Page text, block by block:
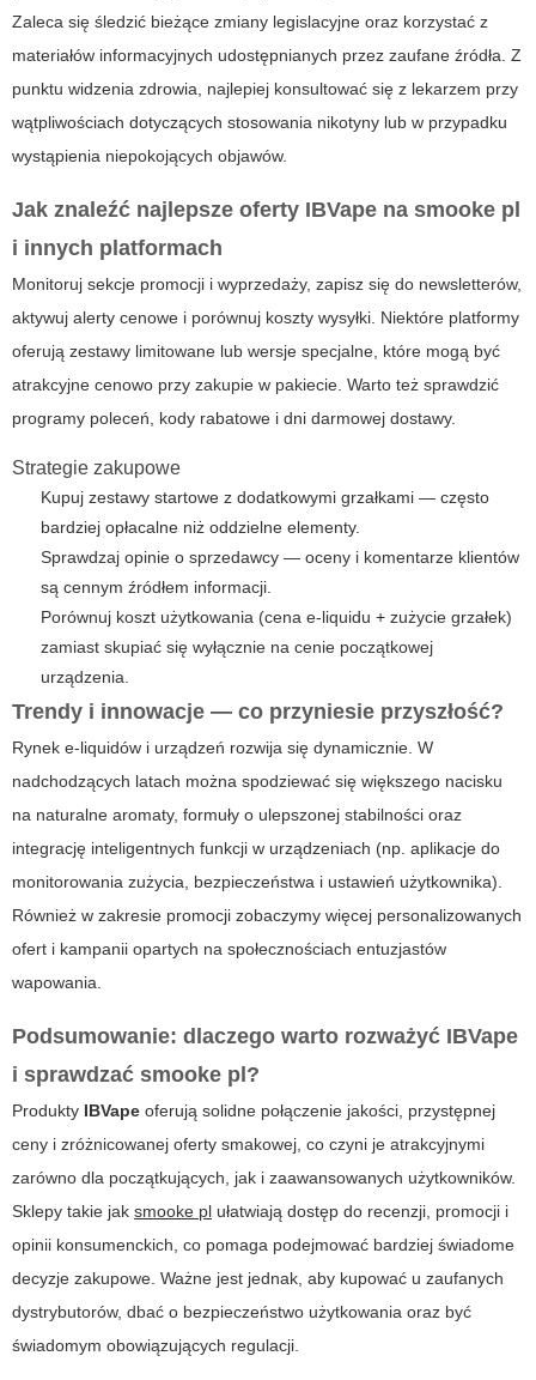
Zaleca się śledzić bieżące zmiany legislacyjne oraz korzystać z
materiałów informacyjnych udostępnianych przez zaufane źródła. Z
punktu widzenia zdrowia, najlepiej konsultować się z lekarzem przy
wątpliwościach dotyczących stosowania nikotyny lub w przypadku
wystąpienia niepokojących objawów.
Jak znaleźć najlepsze oferty IBVape na smooke pl
i innych platformach
Monitoruj sekcje promocji i wyprzedaży, zapisz się do newsletterów,
aktywuj alerty cenowe i porównuj koszty wysyłki. Niektóre platformy
oferują zestawy limitowane lub wersje specjalne, które mogą być
atrakcyjne cenowo przy zakupie w pakiecie. Warto też sprawdzić
programy poleceń, kody rabatowe i dni darmowej dostawy.
Strategie zakupowe
Kupuj zestawy startowe z dodatkowymi grzałkami — często
bardziej opłacalne niż oddzielne elementy.
Sprawdzaj opinie o sprzedawcy — oceny i komentarze klientów
są cennym źródłem informacji.
Porównuj koszt użytkowania (cena e-liquidu + zużycie grzałek)
zamiast skupiać się wyłącznie na cenie początkowej
urządzenia.
Trendy i innowacje — co przyniesie przyszłość?
Rynek e-liquidów i urządzeń rozwija się dynamicznie. W
nadchodzących latach można spodziewać się większego nacisku
na naturalne aromaty, formuły o ulepszonej stabilności oraz
integrację inteligentnych funkcji w urządzeniach (np. aplikacje do
monitorowania zużycia, bezpieczeństwa i ustawień użytkownika).
Również w zakresie promocji zobaczymy więcej personalizowanych
ofert i kampanii opartych na społecznościach entuzjastów
wapowania.
Podsumowanie: dlaczego warto rozważyć IBVape
i sprawdzać smooke pl ?
Produkty IBVape oferują solidne połączenie jakości, przystępnej
ceny i zróżnicowanej oferty smakowej, co czyni je atrakcyjnymi
zarówno dla początkujących, jak i zaawansowanych użytkowników.
Sklepy takie jak smooke pl ułatwiają dostęp do recenzji, promocji i
opinii konsumenckich, co pomaga podejmować bardziej świadome
decyzje zakupowe. Ważne jest jednak, aby kupować u zaufanych
dystrybutorów, dbać o bezpieczeństwo użytkowania oraz być
świadomym obowiązujących regulacji.